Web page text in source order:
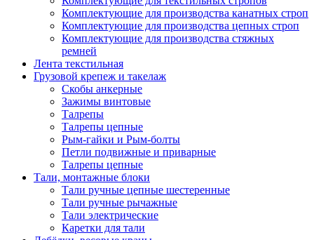
Комплектующие для производства канатных строп
Комплектующие для производства цепных строп
Комплектующие для производства стяжных
ремней
Лента текстильная
Грузовой крепеж и такелаж
Скобы анкерные
Зажимы винтовые
Талрепы
Талрепы цепные
Рым-гайки и Рым-болты
Петли подвижные и приварные
Талрепы цепные
Тали, монтажные блоки
Тали ручные цепные шестеренные
Тали ручные рычажные
Тали электрические
Каретки для тали